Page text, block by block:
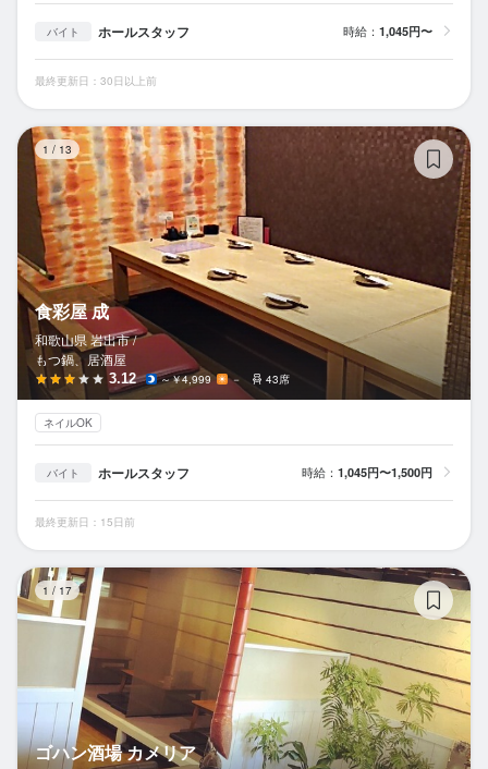
バイト ホールスタッフ 時給： 1,045円〜
最終更新日：30日以上前
1 / 13
食彩屋 成
和歌山県 岩出市 /
もつ鍋、居酒屋
3.12 ～￥4,999 － 43席
ネイルOK
バイト ホールスタッフ 時給： 1,045円〜1,500円
最終更新日：15日前
1 / 17
ゴハン酒場 カメリア